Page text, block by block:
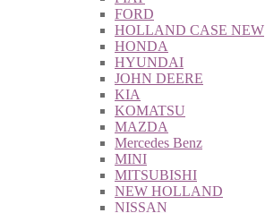
FORD
HOLLAND CASE NEW
HONDA
HYUNDAI
JOHN DEERE
KIA
KOMATSU
MAZDA
Mercedes Benz
MINI
MITSUBISHI
NEW HOLLAND
NISSAN